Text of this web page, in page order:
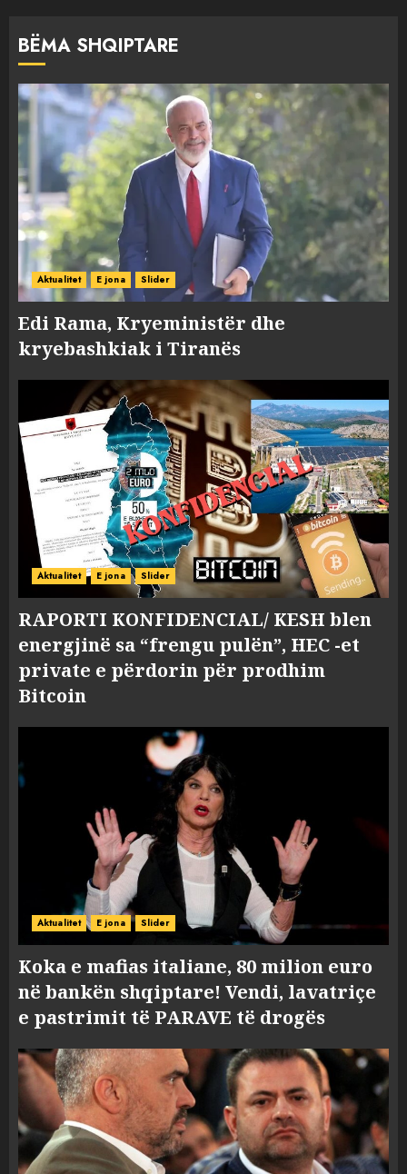
BËMA SHQIPTARE
Aktualitet E jona Slider
Edi Rama, Kryeministër dhe
kryebashkiak i Tiranës
Aktualitet E jona Slider
RAPORTI KONFIDENCIAL/ KESH blen
energjinë sa “frengu pulën”, HEC -et
private e përdorin për prodhim
Bitcoin
Aktualitet E jona Slider
Koka e mafias italiane, 80 milion euro
në bankën shqiptare! Vendi, lavatriçe
e pastrimit të PARAVE të drogës